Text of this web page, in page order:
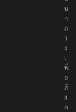
น
ก
ล
า
ง
เ
พื่
อ
สั
ง
ค